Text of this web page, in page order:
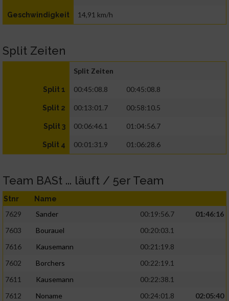
Geschwindigkeit 14,91 km/h
Split Zeiten
Split Zeiten
Split 1 00:45:08.8 00:45:08.8
Split 2 00:13:01.7 00:58:10.5
Split 3 00:06:46.1 01:04:56.7
Split 4 00:01:31.9 01:06:28.6
Team BASt ... läuft / 5er Team
Stnr Name
7629 Sander 00:19:56.7
01:46:16
7603
Bourauel
00:20:03.1
7616
Kausemann
00:21:19.8
7602
Borchers
00:22:19.1
7611
Kausemann
00:22:38.1
7612
Noname 00:24:01.8
02:05:40